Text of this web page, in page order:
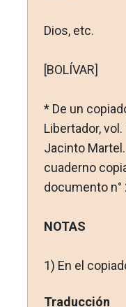
Dios, etc.
[BOLÍVAR]
* De un
Libertador,
Jacinto
cuaderno
docu­mento n°
NOTAS
1) En el
Traducción